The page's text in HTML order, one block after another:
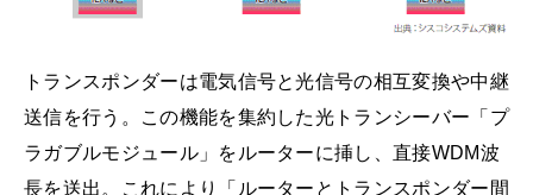
トランスポンダーは電気信号と光信号の相互変換や中継
送信を行う。この機能を集約した光トランシーバー「プ
ラガブルモジュール」をルーターに挿し、直接WDM波
長を送出。これにより「ルーターとトランスポンダー間